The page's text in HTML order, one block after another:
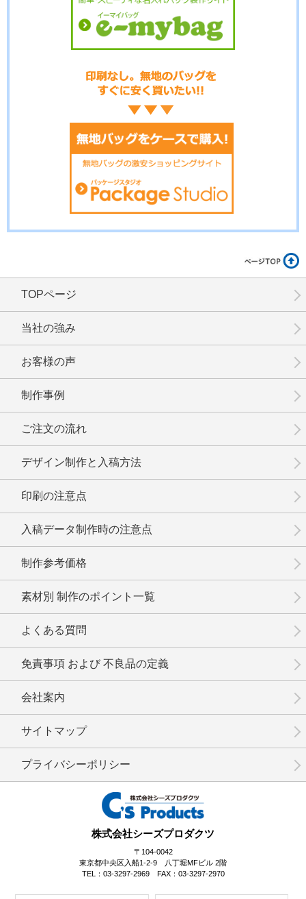
株式会社シーズプロダクツ
〒104-0042
東京都中央区入船1-2-9 八丁堀MFビル 2階
TEL：03-3297-2969 FAX：03-3297-2970
TOPページ
当社の強み
お客様の声
制作事例
ご注文の流れ
デザイン制作と入稿方法
印刷の注意点
入稿データ制作時の注意点
制作参考価格
素材別 制作のポイント一覧
よくある質問
免責事項 および 不良品の定義
会社案内
サイトマップ
プライバシーポリシー